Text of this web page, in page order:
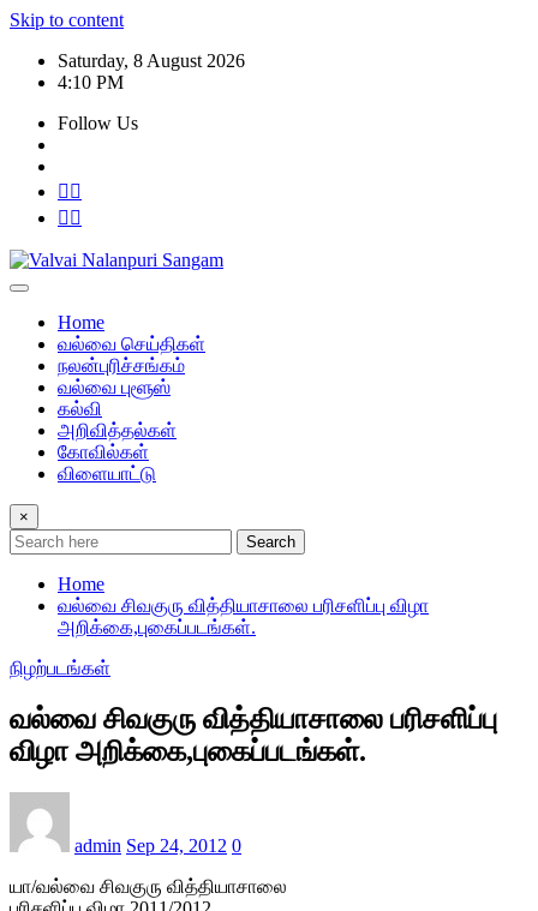
Skip to content
Saturday, 8 August 2026
4:10 PM
Follow Us
Home
வல்வை செய்திகள்
நலன்புரிச்சங்கம்
வல்வை புளூஸ்
கல்வி
அறிவித்தல்கள்
கோவில்கள்
விளையாட்டு
×
Search
Home
வல்வை சிவகுரு வித்தியாசாலை பரிசளிப்பு விழா
அறிக்கை,புகைப்படங்கள்.
நிழற்படங்கள்
வல்வை சிவகுரு வித்தியாசாலை பரிசளிப்பு
விழா அறிக்கை,புகைப்படங்கள்.
admin Sep 24, 2012 0
யா/வல்வை சிவகுரு வித்தியாசாலை